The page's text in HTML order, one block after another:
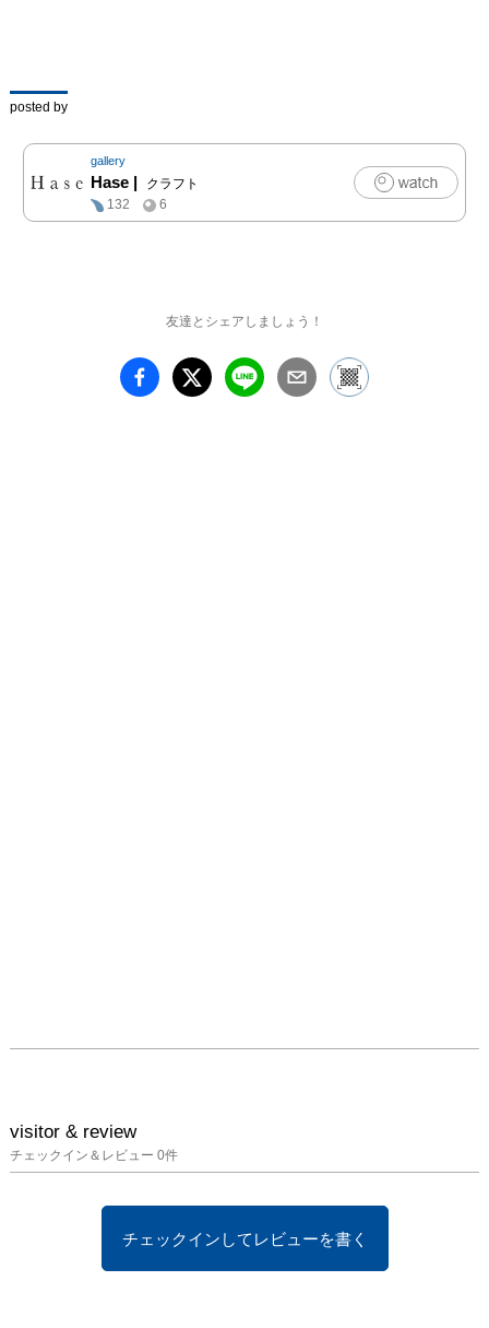
photo:Ryoko
SEKIYA
posted by
gallery
Hase |
クラフト
132
6
友達とシェアしましょう！
visitor & review
チェックイン＆レビュー 0件
チェックインしてレビューを書く